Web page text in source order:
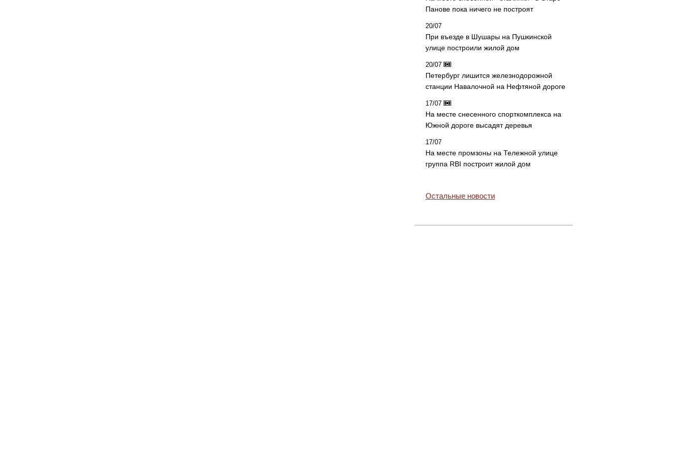
Панове пока ничего не построят
20/07
При въезде в Шушары на Пушкинской
улице построили жилой дом
20/07
Петербург лишится железнодорожной
станции Навалочной на Нефтяной дороге
17/07
На месте снесенного спорткомплекса на
Южной дороге высадят деревья
17/07
На месте промзоны на Тележной улице
группа RBI построит жилой дом
Остальные новости